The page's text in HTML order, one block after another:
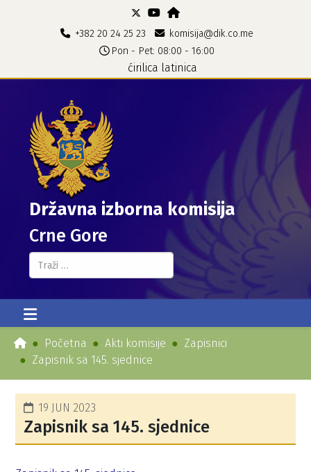
+382 20 24 25 23
komisija@dik.co.me
Pon - Pet: 08:00 - 16:00
ćirilica latinica
Državna izborna komisija
Crne Gore
Pretraga...
Početna Akti komisije
Zapisnici
Zapisnik sa 145. sjednice
19 JUN 2023
Zapisnik sa 145. sjednice